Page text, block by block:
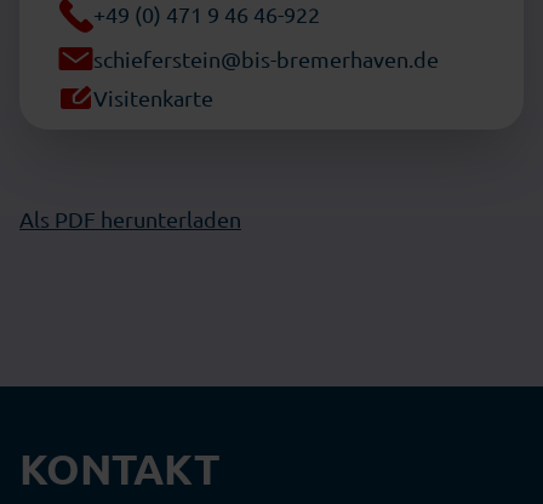
+49 (0) 471 9 46 46-922
schieferstein@bis-bremerhaven.de
Visitenkarte
Als PDF herunterladen
KONTAKT